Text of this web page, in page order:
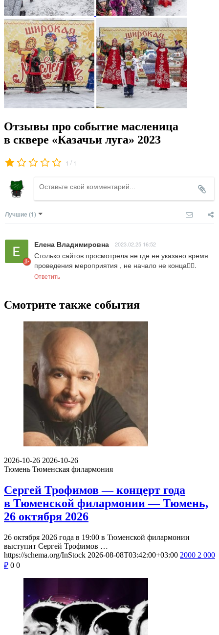
Отзывы про событие масленица
в сквере «Казачьи луга» 2023
1 / 1
Лучшие (1)
Елена Владимировна 2023.02.25 16:52
Столько сайтов просмотрела не где не указано время
проведения мероприятия , не начало не конца🤦‍♀️.
Ответить
Смотрите также события
2026-10-26 2026-10-26
Тюмень Тюменская филармония
Сергей Трофимов — концерт года
в Тюменской филармонии — Тюмень,
26 октября 2026
26 октября 2026 года в 19:00 в Тюменской филармонии
выступит Сергей Трофимов …
https://schema.org/InStock 2026-08-08T03:42:00+03:00 2000 2 000
₽ 0 0